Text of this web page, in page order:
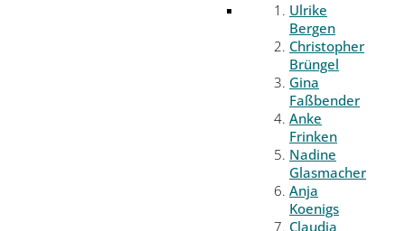
Ulrike
Bergen
Christopher
Brüngel
Gina
Faßbender
Anke
Frinken
Nadine
Glasmacher
Anja
Koenigs
Claudia